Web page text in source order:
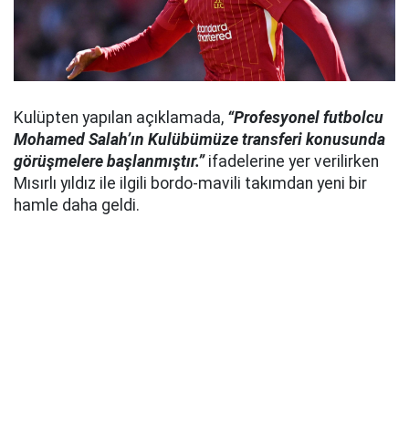
Kulüpten yapılan açıklamada, “Profesyonel futbolcu
Mohamed Salah’ın Kulübümüze transferi konusunda
görüşmelere başlanmıştır.”ifadelerine yer verilirken
Mısırlı yıldız ile ilgili bordo-mavili takımdan yeni bir
hamle daha geldi.